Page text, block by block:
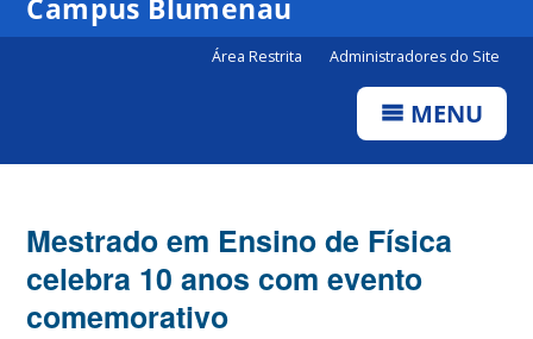
Campus Blumenau
Área Restrita Administradores do Site
MENU
Mestrado em Ensino de Física
celebra 10 anos com evento
comemorativo